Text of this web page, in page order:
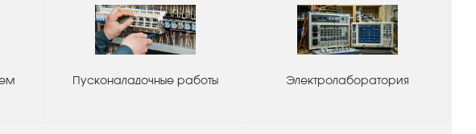
Пусконаладочные работы Электролаборатория